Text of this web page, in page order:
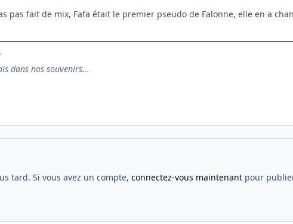
pas fait de mix, Fafa était le premier pseudo de Falonne, elle en a
dans nos souvenirs...
tard. Si vous avez un compte, connectez-vous maintenantpour